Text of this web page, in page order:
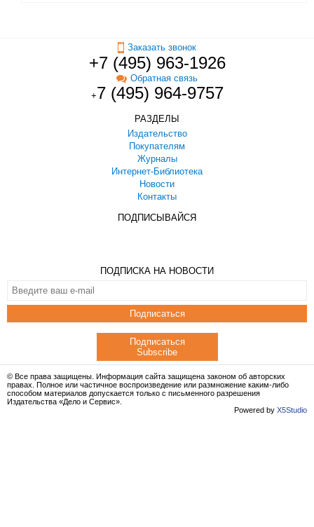
Заказать звонок
+7 (495) 963-1926
Обратная связь
+7 (495) 964-9757
РАЗДЕЛЫ
Издательство
Покупателям
Журналы
Интернет-Библиотека
Новости
Контакты
ПОДПИСЫВАЙСЯ
ПОДПИСКА НА НОВОСТИ
Подписаться
Подписаться
Subscribe
© Все права защищены. Информация сайта защищена законом об авторских
правах. Полное или частичное воспроизведение или размножение каким-либо
способом материалов допускается только с письменного разрешения
Издательства «Дело и Сервис».
Powered by X5Studio